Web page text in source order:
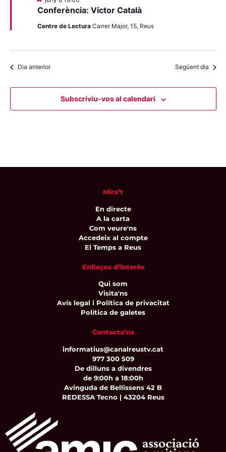
Conferència: Víctor Català
Centre de Lectura Carrer Major, 15, Reus
Dia anterior Següent dia
Subscriviu-vos al calendari
Mira’t
En directe
A la carta
Com veure'ns
Accedeix al compte
El Temps a Reus
Enllaços d’interès
Qui som
Visita'ns
Avís legal i Política de privacitat
Política de galetes
Contacta’ns
informatius@canalreustv.cat
977 300 509
De dilluns a divendres
de 9:00h a 18:00h
Avinguda de Bellissens 42 B
REDESSA Tecno | 43204 Reus